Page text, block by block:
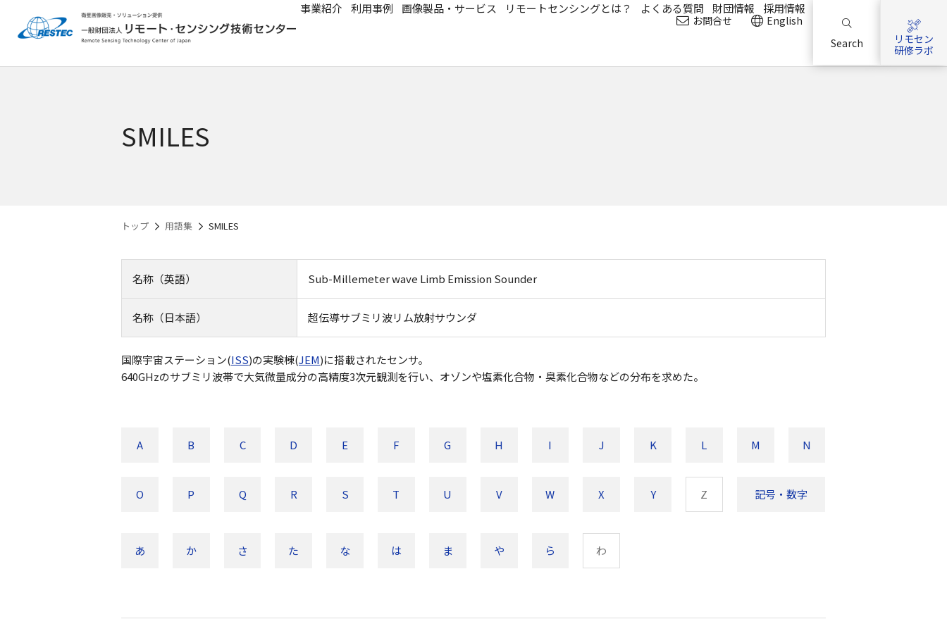
お問合せ English
事業紹介 利用事例 画像製品・サービス リモートセンシングとは？ よくある質問 財団情報 採用情報
Search
リモセン
研修ラボ
SMILES
トップ 用語集 SMILES
名称（英語） Sub-Millemeter wave Limb Emission Sounder
名称（日本語） 超伝導サブミリ波リム放射サウンダ
国際宇宙ステーション(ISS)の実験棟(JEM)に搭載されたセンサ。
640GHzのサブミリ波帯で大気微量成分の高精度3次元観測を行い、オゾンや塩素化合物・臭素化合物などの分布を求めた。
A B C D E F G H I J K L M N
O P Q R S T U V W X Y Z 記号・数字
あ か さ た な は ま や ら わ